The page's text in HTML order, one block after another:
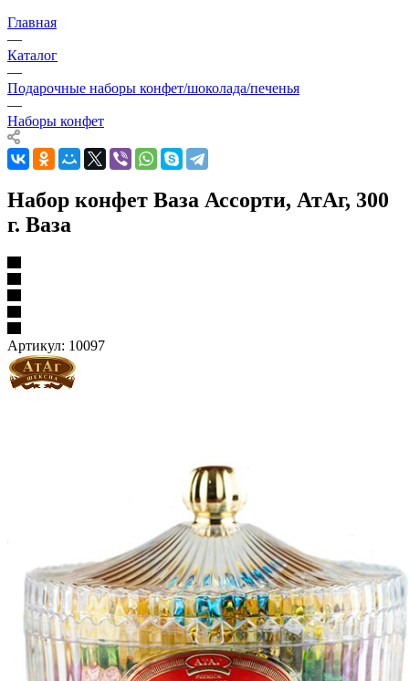
Главная
—
Каталог
—
Подарочные наборы конфет/шоколада/печенья
—
Наборы конфет
Набор конфет Ваза Ассорти, АтАг, 300
г. Ваза
Артикул: 10097